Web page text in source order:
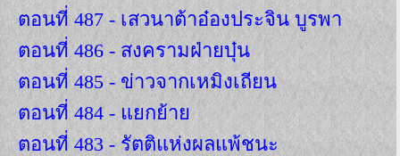
ตอนที่ 487 - เสวนาต้าอ๋องประจิน บูรพา
ตอนที่ 486 - สงครามฝ่ายบุ๋น
ตอนที่ 485 - ข่าวจากเหมิงเถียน
ตอนที่ 484 - แยกย้าย
ตอนที่ 483 - รัตติแห่งผลแพ้ชนะ